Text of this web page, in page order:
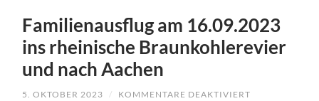
Familienausflug am 16.09.2023
ins rheinische Braunkohlerevier
und nach Aachen
5. OKTOBER 2023 / KOMMENTARE DEAKTIVIERT